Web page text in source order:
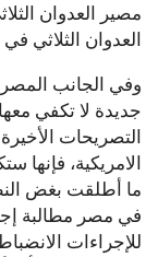
العدوان الثلاثي في 1956 .
وفي الجانب
جديدة لا تكفي
التصريحات
الامريكية،
ما أطلقت بغض
في مصر مطالبة
للإجراءات